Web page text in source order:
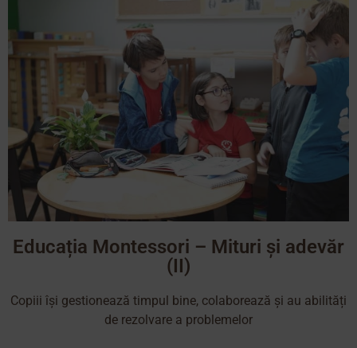
Educația Montessori – Mituri și adevăr
(II)
Copiii își gestionează timpul bine, colaborează și au abilități
de rezolvare a problemelor